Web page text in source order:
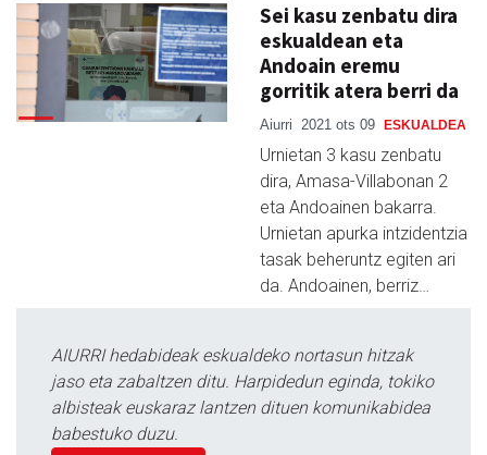
Sei kasu zenbatu dira
eskualdean eta
Andoain eremu
gorritik atera berri da
Aiurri 2021 ots 09 ESKUALDEA
Urnietan 3 kasu zenbatu
dira, Amasa-Villabonan 2
eta Andoainen bakarra.
Urnietan apurka intzidentzia
tasak beheruntz egiten ari
da. Andoainen, berriz…
AIURRI hedabideak eskualdeko nortasun hitzak
jaso eta zabaltzen ditu. Harpidedun eginda, tokiko
albisteak euskaraz lantzen dituen komunikabidea
babestuko duzu.